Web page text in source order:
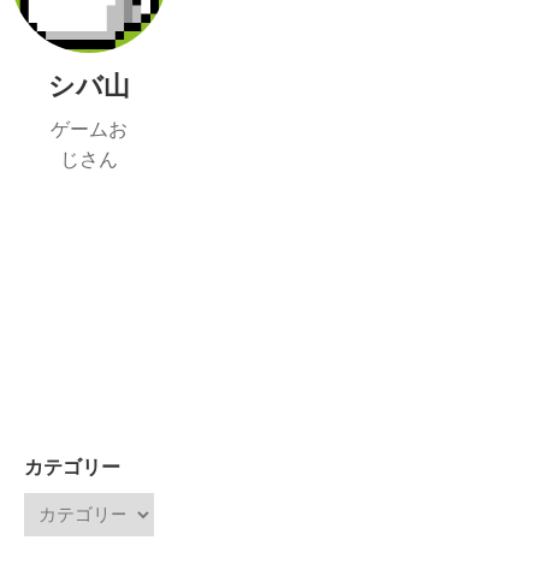
シバ山
ゲームお
じさん
カテゴリー